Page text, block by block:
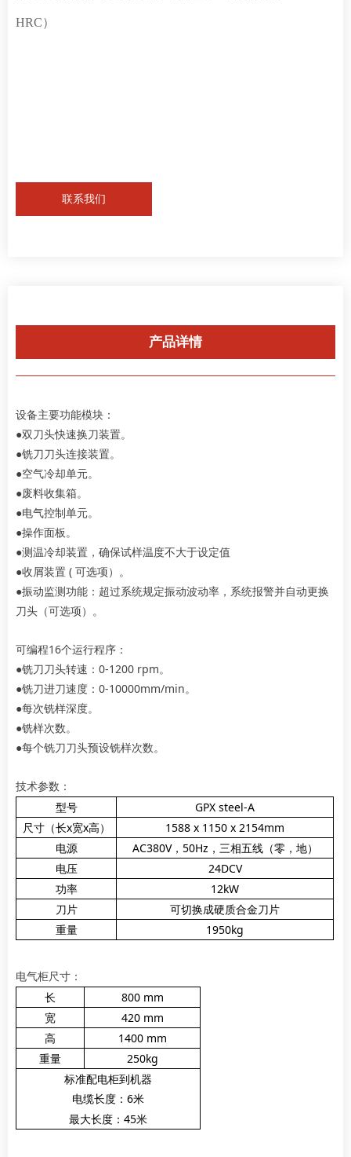
HRC）
联系我们
设备主要功能模块：
●双刀头快速换刀装置。
●铣刀刀头连接装置。
●空气冷却单元。
●废料收集箱。
●电气控制单元。
●操作面板。
●测温冷却装置，确保试样温度不大于设定值
●收屑装置 ( 可选项）。
●振动监测功能：超过系统规定振动波动率，系统报警并自动更换
刀头（可选项）。
可编程16个运行程序：
●铣刀刀头转速：0-1200 rpm。
●铣刀进刀速度：0-10000mm/min。
●每次铣样深度。
●铣样次数。
●每个铣刀刀头预设铣样次数。
技术参数：
型号
GPX steel-A
尺寸（长x宽x高）
1588 x 1150 x 2154mm
电源
AC380V，50Hz，三相五线（零，地）
电压
24DCV
功率
12kW
刀片
可切换成硬质合金刀片
重量
1950kg
电气柜尺寸：
长
800 mm
宽
420 mm
高
1400 mm
重量
250kg
标准配电柜到机器
电缆长度：6米
最大长度：45米
产品详情